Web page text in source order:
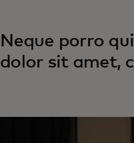
Neque porro
dolor sit amet,